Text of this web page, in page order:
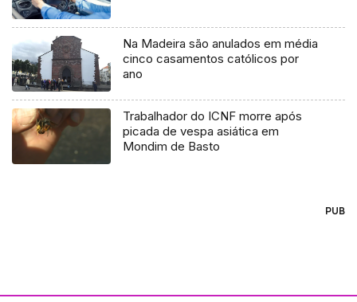
Na Madeira são anulados em média
cinco casamentos católicos por
ano
Trabalhador do ICNF morre após
picada de vespa asiática em
Mondim de Basto
PUB